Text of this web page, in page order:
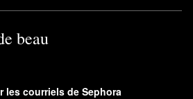
beau
les courriels de Sephora